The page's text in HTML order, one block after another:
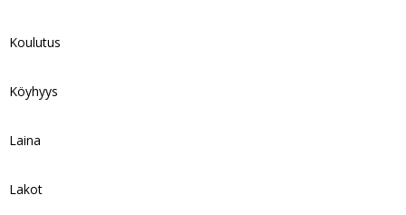
Koulutus
Köyhyys
Laina
Lakot